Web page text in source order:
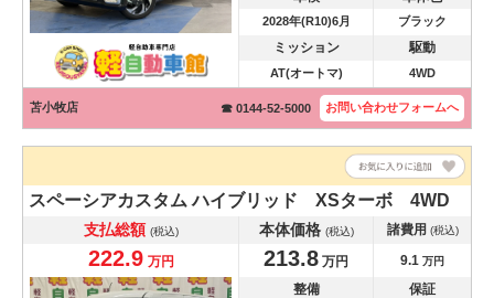
2028年(R10)6月 ブラック
ミッション 駆動
AT(オートマ) 4WD
苫小牧店 ☎ 0144-52-5000 お問い合わせフォームへ
スペーシアカスタムハイブリッド XSターボ 4WD
支払総額 (税込) 本体価格 (税込) 諸費用 (税込)
222.9 万円 213.8 万円 9.1 万円
整備 保証